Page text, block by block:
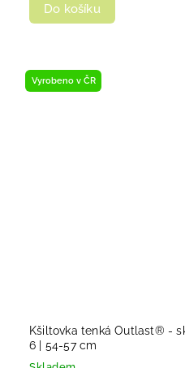
Do košíku
Vyrobeno v ČR
Kšiltovka tenká Outlast® -
6 | 54-57 cm